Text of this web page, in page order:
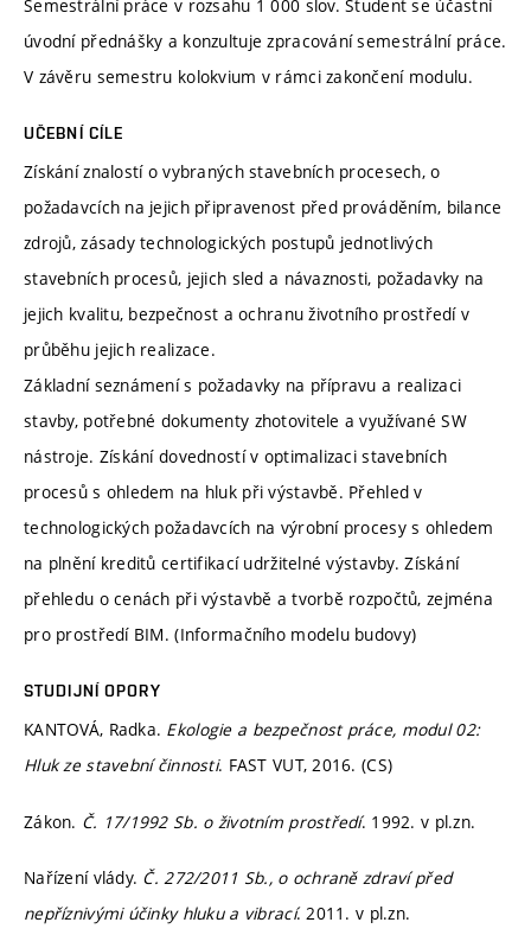
Semestrální práce v rozsahu 1 000 slov. Student se účastní
úvodní přednášky a konzultuje zpracování semestrální práce.
V závěru semestru kolokvium v rámci zakončení modulu.
UČEBNÍ CÍLE
Získání znalostí o vybraných stavebních procesech, o
požadavcích na jejich připravenost před prováděním, bilance
zdrojů, zásady technologických postupů jednotlivých
stavebních procesů, jejich sled a návaznosti, požadavky na
jejich kvalitu, bezpečnost a ochranu životního prostředí v
průběhu jejich realizace.
Základní seznámení s požadavky na přípravu a realizaci
stavby, potřebné dokumenty zhotovitele a využívané SW
nástroje. Získání dovedností v optimalizaci stavebních
procesů s ohledem na hluk při výstavbě. Přehled v
technologických požadavcích na výrobní procesy s ohledem
na plnění kreditů certifikací udržitelné výstavby. Získání
přehledu o cenách při výstavbě a tvorbě rozpočtů, zejména
pro prostředí BIM. (Informačního modelu budovy)
STUDIJNÍ OPORY
KANTOVÁ, Radka. Ekologie a bezpečnost práce, modul 02:
Hluk ze stavební činnosti. FAST VUT, 2016. (CS)
Zákon. Č. 17/1992 Sb. o životním prostředí. 1992. v pl.zn.
Nařízení vlády. Č. 272/2011 Sb., o ochraně zdraví před
nepříznivými účinky hluku a vibrací. 2011. v pl.zn.